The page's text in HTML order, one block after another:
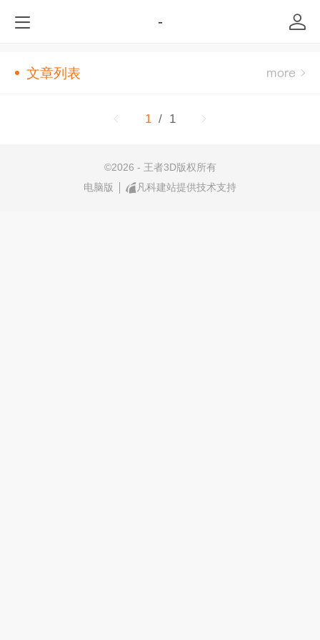
-
文章列表
1 / 1
©2026 - 王者3D版权所有
电脑版
凡科建站提供技术支持